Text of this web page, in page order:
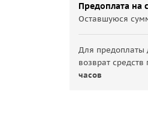
Предоплата на
Оставшуюся
Для предоплаты
возврат
часов